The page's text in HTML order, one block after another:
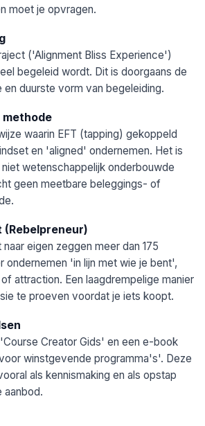
moet je opvragen.
('Alignment Bliss Experience')
begeleid wordt. Dit is doorgaans de
duurste vorm van begeleiding.
methode
waarin EFT (tapping) gekoppeld
en 'aligned' ondernemen. Het is
wetenschappelijk onderbouwde
geen meetbare beleggings- of
eigen zeggen meer dan 175
ondernemen 'in lijn met wie je bent',
attraction. Een laagdrempelige manier
te proeven voordat je iets koopt.
Creator Gids' en een e-book
winstgevende programma's'. Deze
als kennismaking en als opstap
aanbod.